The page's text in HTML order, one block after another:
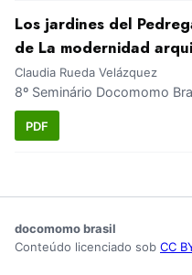
Los jardines del
de La modernidad
Claudia Rueda Velázquez
8º Seminário Docomomo
PDF
docomomo brasil
Conteúdo licenciado sob CC